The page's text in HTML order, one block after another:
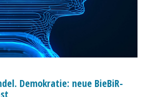
Demokratie: neue BieBiR-